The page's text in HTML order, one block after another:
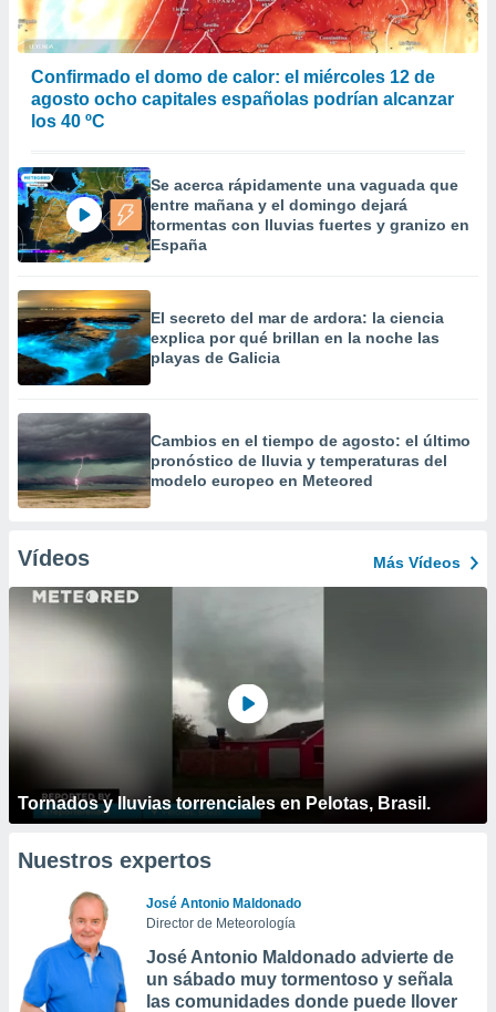
Confirmado el domo de calor: el miércoles 12 de
agosto ocho capitales españolas podrían alcanzar
los 40 ºC
Se acerca rápidamente una vaguada que
entre mañana y el domingo dejará
tormentas con lluvias fuertes y granizo en
España
El secreto del mar de ardora: la ciencia
explica por qué brillan en la noche las
playas de Galicia
Cambios en el tiempo de agosto: el último
pronóstico de lluvia y temperaturas del
modelo europeo en Meteored
Vídeos Más Vídeos
Tornados y lluvias torrenciales en Pelotas, Brasil.
Nuestros expertos
José Antonio Maldonado
Director de Meteorología
José Antonio Maldonado advierte de
un sábado muy tormentoso y señala
las comunidades donde puede llover